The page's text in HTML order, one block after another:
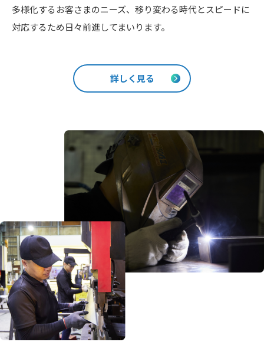
多様化するお客さまのニーズ、移り変わる時代とスピードに
対応するため日々前進してまいります。
詳しく見る